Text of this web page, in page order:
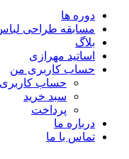
دوره ها
مسابقه طراحی
بلاگ
اساتید مهرازی
حساب کاربری من
حساب
سبد خرید
پرداخت
درباره ما
تماس با ما